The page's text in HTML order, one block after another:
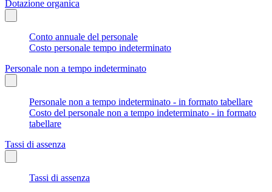
Dotazione organica
Conto annuale del personale
Costo personale tempo indeterminato
Personale non a tempo indeterminato
Personale non a tempo indeterminato - in formato tabellare
Costo del personale non a tempo indeterminato - in formato
tabellare
Tassi di assenza
Tassi di assenza